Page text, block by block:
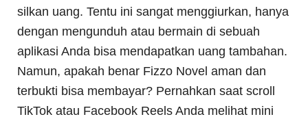
silkan uang. Tentu ini sangat menggiurkan, hanya
dengan mengunduh atau bermain di sebuah
aplikasi Anda bisa mendapatkan uang tambahan.
Namun, apakah benar Fizzo Novel aman dan
terbukti bisa membayar? Pernahkan saat scroll
TikTok atau Facebook Reels Anda melihat mini